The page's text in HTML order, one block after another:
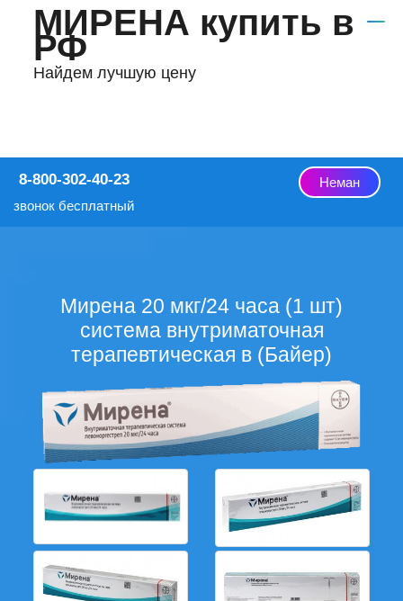
МИРЕНА купить в
РФ
Найдем лучшую цену
8-800-302-40-23
звонок бесплатный
Неман
Мирена 20 мкг/24 часа (1 шт)
система внутриматочная
терапевтическая в (Байер)